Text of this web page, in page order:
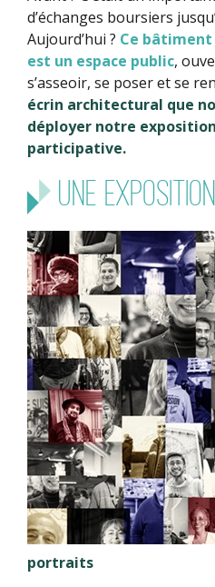
d’échanges boursiers
Aujourd’hui ? Ce
est un espace public,
s’asseoir, se poser et se
écrin architectural que
déployer notre
participative.
UNE
portraits